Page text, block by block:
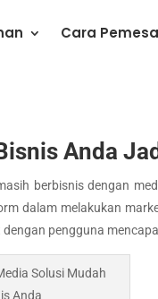
Cara
Anda
berbisnis dengan
dalam melakukan
pengguna